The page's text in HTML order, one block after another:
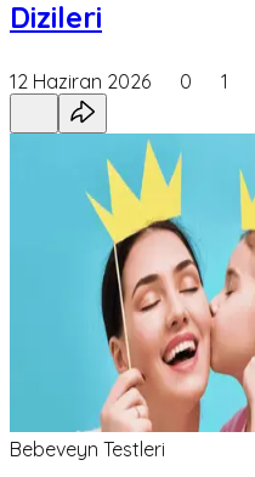
Dizileri
12 Haziran 2026 0 1
Bebeveyn Testleri